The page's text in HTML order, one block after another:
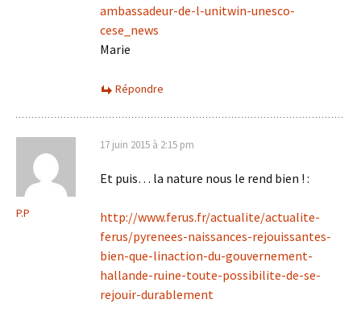
ambassadeur-de-l-unitwin-unesco-
cese_news
Marie
Répondre
P.P
17 juin 2015 à 2:15 pm
Et puis… la nature nous le rend bien ! :
http://www.ferus.fr/actualite/actualite-
ferus/pyrenees-naissances-rejouissantes-
bien-que-linaction-du-gouvernement-
hallande-ruine-toute-possibilite-de-se-
rejouir-durablement